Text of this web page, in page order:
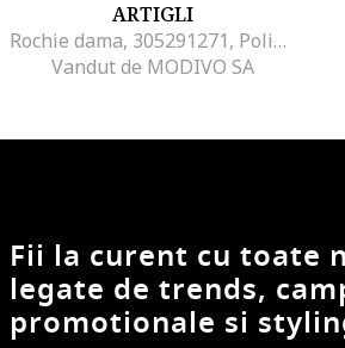
ARTIGLI
Rochie dama, 305291271, Poliester, Albastru, Albastru
Vandut de MODIVO SA
Fii la curent cu toate
legate de trends,
promotionale si